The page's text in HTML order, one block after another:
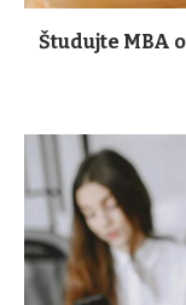
Študujte MBA